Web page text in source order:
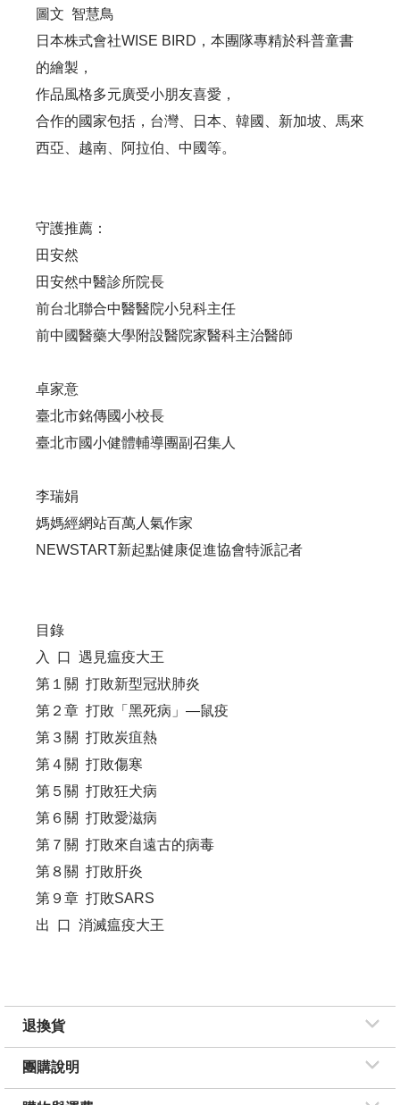
圖文 智慧鳥
日本株式會社WISE BIRD，本團隊專精於科普童書
的繪製，
作品風格多元廣受小朋友喜愛，
合作的國家包括，台灣、日本、韓國、新加坡、馬來
西亞、越南、阿拉伯、中國等。
守護推薦：
田安然
田安然中醫診所院長
前台北聯合中醫醫院小兒科主任
前中國醫藥大學附設醫院家醫科主治醫師
卓家意
臺北市銘傳國小校長
臺北市國小健體輔導團副召集人
李瑞娟
媽媽經網站百萬人氣作家
NEWSTART新起點健康促進協會特派記者
目錄
入 口 遇見瘟疫大王
第１關 打敗新型冠狀肺炎
第２章 打敗「黑死病」—鼠疫
第３關 打敗炭疽熱
第４關 打敗傷寒
第５關 打敗狂犬病
第６關 打敗愛滋病
第７關 打敗來自遠古的病毒
第８關 打敗肝炎
第９章 打敗SARS
出 口 消滅瘟疫大王
退換貨
團購說明